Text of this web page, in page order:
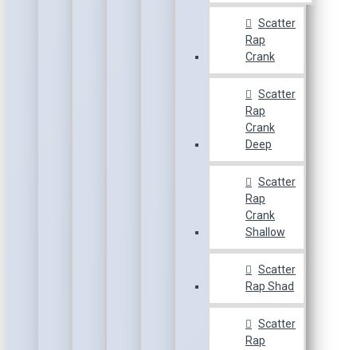
Scatter
Rap
Crank
Scatter
Rap
Crank
Deep
Scatter
Rap
Crank
Shallow
Scatter
Rap Shad
Scatter
Rap